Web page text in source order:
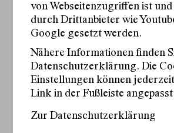
von Webseitenzugriffen ist
durch Drittanbieter wie
Google gesetzt werden.
Nähere Informationen finden
Datenschutzerklärung. Die
Einstellungen können
Link in der Fußleiste
Zur Datenschutzerklärung